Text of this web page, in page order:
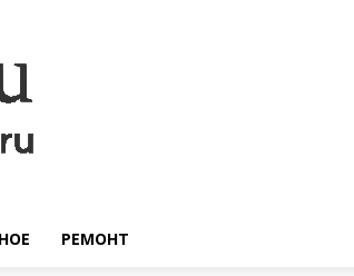
РЕМОНТ